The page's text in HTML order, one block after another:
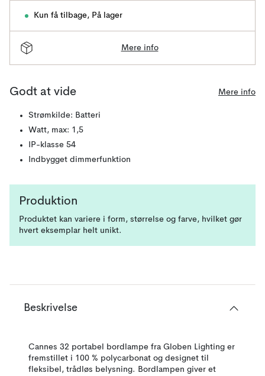
Kun få tilbage, På lager
Mere info
Godt at vide Mere info
Strømkilde: Batteri
Watt, max: 1,5
IP-klasse 54
Indbygget dimmerfunktion
Produktion
Produktet kan variere i form, størrelse og farve, hvilket gør
hvert eksemplar helt unikt.
Beskrivelse
Cannes 32 portabel bordlampe fra Globen Lighting er
fremstillet i 100 % polycarbonat og designet til
fleksibel, trådløs belysning. Bordlampen giver et